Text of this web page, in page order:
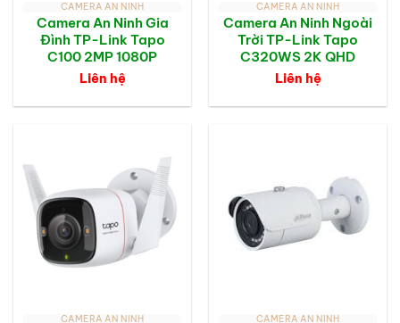
CAMERA AN NINH
Camera An Ninh Gia
Đình TP-Link Tapo
C100 2MP 1080P
Liên hệ
CAMERA AN NINH
Camera An Ninh Ngoài
Trời TP-Link Tapo
C320WS 2K QHD
Liên hệ
CAMERA AN NINH CAMERA AN NINH